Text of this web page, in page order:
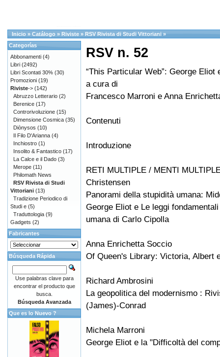
Inicio » Catálogo » Riviste » RSV Rivista di Studi Vittoriani »
RSV n. 52
“This Particular Web”: George Eliot
a cura di
Francesco Marroni e Anna
Contenuti
Introduzione
RETI MULTIPLE / MENTI
Christensen
Panorami della stupidità umana:
George Eliot e Le leggi
umana di Carlo Cipolla
Anna Enrichetta Soccio
Of Queen's Library: Victoria, Albert
Richard Ambrosini
La geopolitica del modernismo :
(James)-Conrad
Michela Marroni
George Eliot e la "Difficoltà del
Categorías
Abbonamenti (4)
Libri (2492)
Libri Scontati 30% (30)
Promozioni (19)
Riviste-> (142)
Abruzzo Letterario (2)
Berenice (17)
Controrivoluzione (15)
Dimensione Cosmica (35)
Diònysos (10)
Il Filo D'Arianna (4)
Inchiostro (1)
Insolito & Fantastico (17)
La Calce e il Dado (3)
Merope (11)
Philomath News
RSV Rivista di Studi
Vittoriani (13)
Tradizione Periodico di
Studi e (5)
Traduttologia (9)
Gadgets (2)
Fabricantes
Búsqueda Rápida
Use palabras clave para
encontrar el producto que
busca.
Búsqueda Avanzada
Que es lo Nuevo ?